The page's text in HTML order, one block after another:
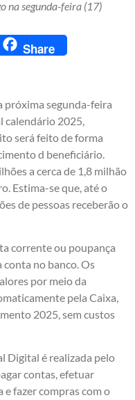
na segunda-feira (17)
Share
próxima segunda-feira
calendário 2025,
será feito de forma
d beneficiário.
a cerca de 1,8 milhão
Estima-se que, até o
de pessoas receberão o
corrente ou poupança
conta no banco. Os
por meio da
pela Caixa,
2025, sem custos
Digital é realizada pelo
contas, efetuar
fazer compras com o